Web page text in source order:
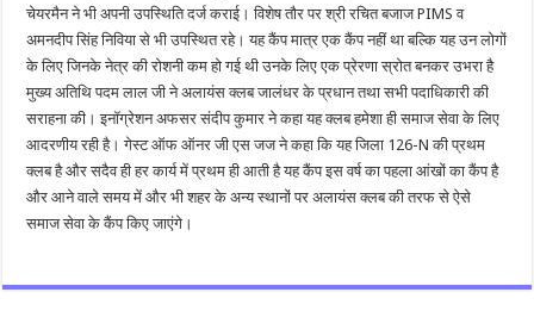
चेयरमैन ने भी अपनी उपस्थिति दर्ज कराई। विशेष तौर पर श्री रचित बजाज PIMS व
अमनदीप सिंह निविया से भी उपस्थित रहे। यह कैंप मात्र एक कैंप नहीं था बल्कि यह उन लोगों
के लिए जिनके नेत्र की रोशनी कम हो गई थी उनके लिए एक प्रेरणा स्रोत बनकर उभरा है
मुख्य अतिथि पदम लाल जी ने अलायंस क्लब जालंधर के प्रधान तथा सभी पदाधिकारी की
सराहना की। इनॉग्रेशन अफसर संदीप कुमार ने कहा यह क्लब हमेशा ही समाज सेवा के लिए
आदरणीय रही है। गेस्ट ऑफ ऑनर जी एस जज ने कहा कि यह जिला 126-N की प्रथम
क्लब है और सदैव ही हर कार्य में प्रथम ही आती है यह कैंप इस वर्ष का पहला आंखों का कैंप है
और आने वाले समय में और भी शहर के अन्य स्थानों पर अलायंस क्लब की तरफ से ऐसे
समाज सेवा के कैंप किए जाएंगे।